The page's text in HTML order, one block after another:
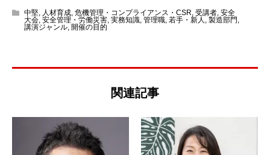
中堅, 人材育成, 危機管理・コンプライアンス・CSR, 受講者, 安全
大会, 安全管理・労働災害, 実務知識, 管理職, 若手・新人 , 製造部門 ,
講演ジャンル, 開催の目的
関連記事